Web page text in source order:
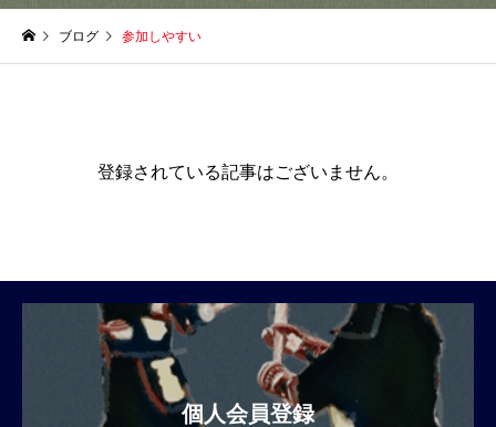
ブログ 参加しやすい
登録されている記事はございません。
個人会員登録